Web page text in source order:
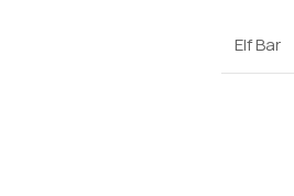
Elf Bar